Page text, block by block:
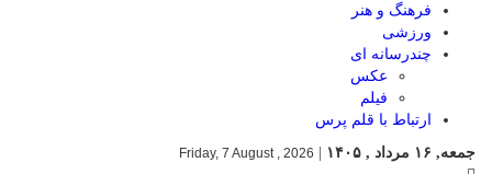
فرهنگ و هنر
ورزشی
چندرسانه ای
عکس
فیلم
ارتباط با قلم پرس
جمعه, ۱۶ مرداد , ۱۴۰۵
Friday, 7 August , 2026